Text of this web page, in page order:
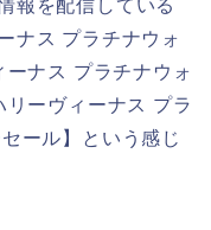
報を配信している
ナス プラチナウォ
ナス プラチナウォ
ーヴィーナス プラ
ール】という感じ